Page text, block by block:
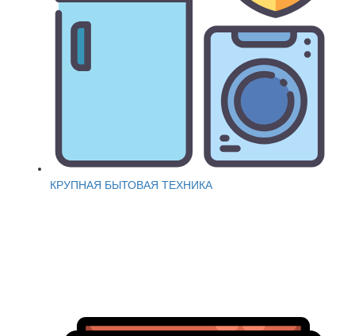
КРУПНАЯ БЫТОВАЯ ТЕХНИКА